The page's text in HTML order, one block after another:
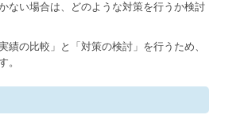
ない場合は、どのような対策を行うか検討
績の比較」と「対策の検討」を行うため、
。